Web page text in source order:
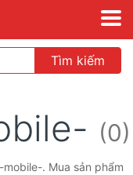
Tìm kiếm
(0)
. Mua sản phẩm